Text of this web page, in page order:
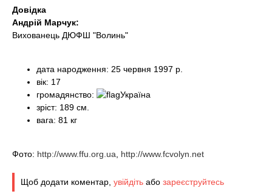
Довідка
Андрій Марчук:
Вихованець ДЮФШ "Волинь"
дата народження: 25 червня 1997 р.
вік: 17
громадянство:
Україна
зріст: 189 см.
вага: 81 кг
Фото: http://www.ffu.org.ua, http://www.fcvolyn.net
Щоб додати коментар, увійдіть або зареєструйтесь